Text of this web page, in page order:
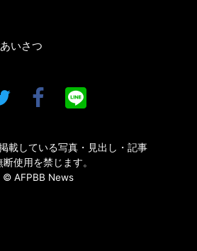
いさつ
載している写真・見出し・記事
断使用を禁じます。
© AFPBB News